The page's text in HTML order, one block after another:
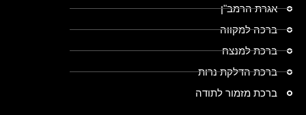
אגרת הרמב"ן
ברכה למקווה
ברכת למנצח
ברכת הדלקת נרות
ברכת מזמור לתודה